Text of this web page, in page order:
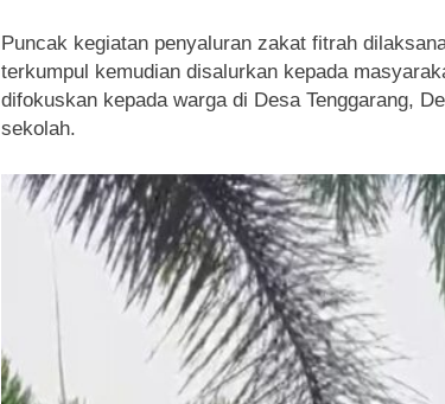
Puncak kegiatan penyaluran zakat fitrah
terkumpul kemudian disalurkan kepada
difokuskan kepada warga di Desa Tenggarang,
sekolah.